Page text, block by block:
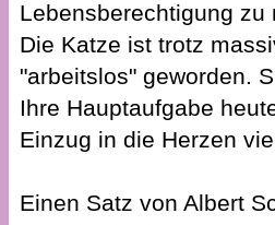
Lebensberechtigung zu
Die Katze ist trotz
"arbeitslos" geworden.
Ihre Hauptaufgabe
Einzug in die Herzen
Einen Satz von Albert